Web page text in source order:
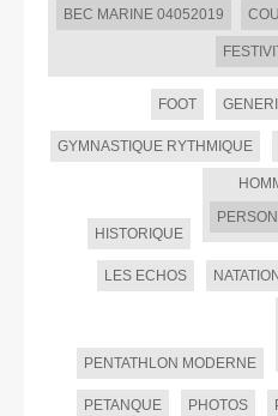
BEC MARINE 04052019
FOOT
GYMNASTIQUE RYTHMIQUE
HISTORIQUE
LES ECHOS NATATION
PENTATHLON MODERNE
PETANQUE PHOTOS